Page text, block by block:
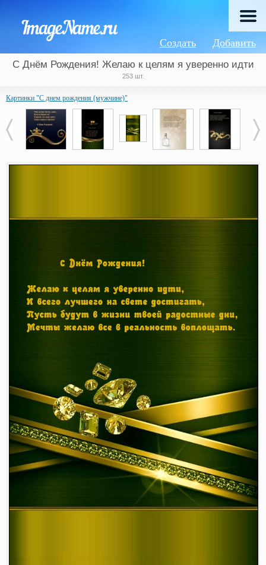
Добавить
Создать
С Днём Рождения! Желаю к целям я уверенно идти
253 шт.
Картинки "С днем рождения (мужчине)"